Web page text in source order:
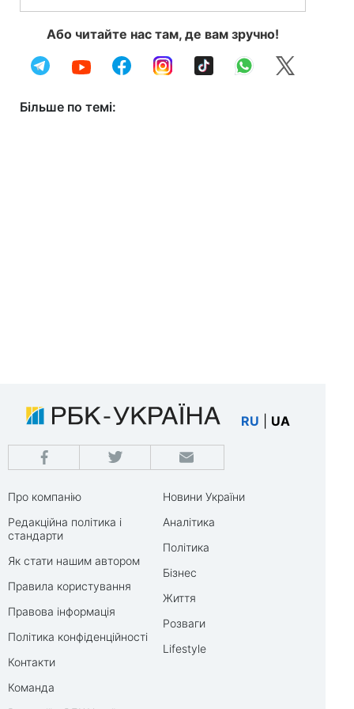
Або читайте нас там, де вам зручно!
Більше по темі:
RU UA
Про компанію
Редакційна політика і
стандарти
Як стати нашим автором
Правила користування
Правова інформація
Політика конфіденційності
Контакти
Команда
Новини України
Аналітика
Політика
Бізнес
Життя
Розваги
Lifestyle